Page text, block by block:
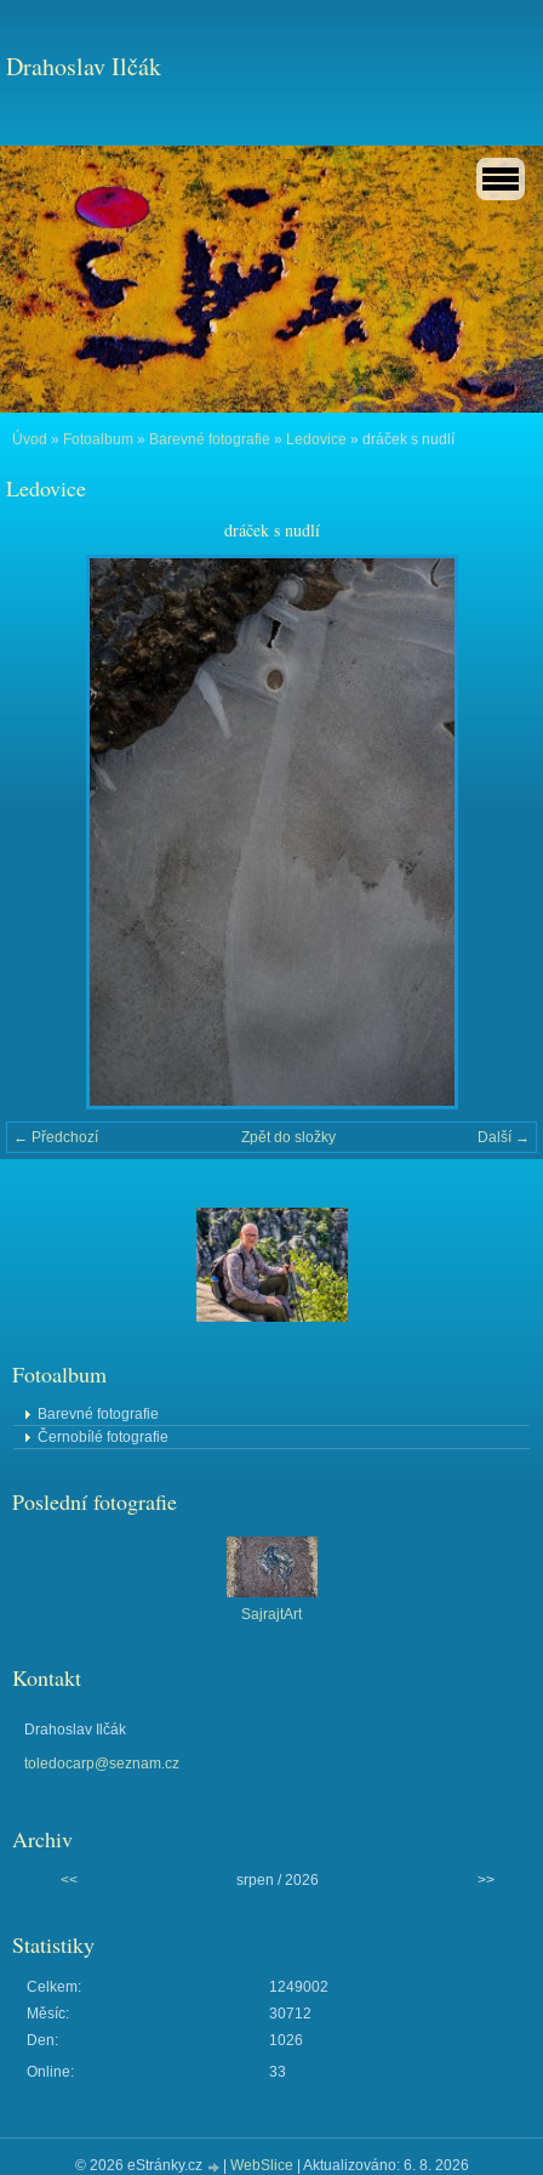
Drahoslav Ilčák
Úvod » Fotoalbum » Barevné fotografie » Ledovice » dráček s nudlí
Ledovice
dráček s nudlí
← Předchozí Další →
Zpět do složky
Fotoalbum
Barevné fotografie
Černobílé fotografie
Poslední fotografie
SajrajtArt
Kontakt
Drahoslav Ilčák
toledocarp@seznam.cz
Archiv
<< srpen / 2026 >>
Statistiky
Online: 33
Celkem:
1249002
Měsíc:
30712
Den:
1026
© 2026 eStránky.cz WebSlice Aktualizováno: 6. 8. 2026